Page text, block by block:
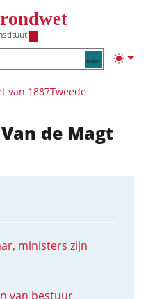
Zoeken
van 1887Tweede
de Magt
ministers zijn
van bestuur